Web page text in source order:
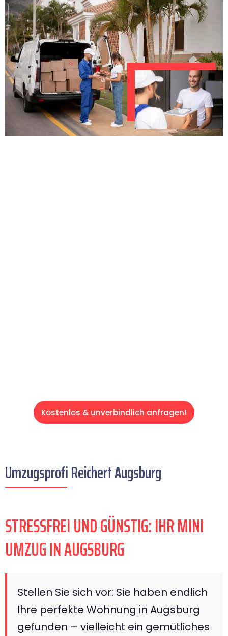
Kostenlos & unverbindlich anfragen!
Umzugsprofi Reichert Augsburg
STRESSFREI UND GÜNSTIG: IHR MINI
UMZUG IN AUGSBURG
Stellen Sie sich vor: Sie haben endlich
Ihre perfekte Wohnung in Augsburg
gefunden – vielleicht ein gemütliches